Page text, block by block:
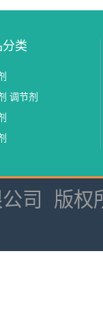
分类
调节剂
司 版权